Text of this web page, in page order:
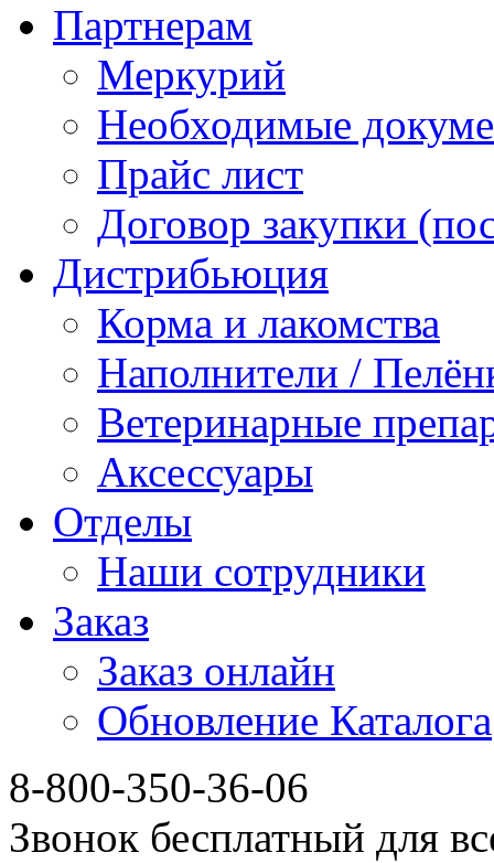
Партнерам
Меркурий
Необходимые
Прайс лист
Договор закупки
Дистрибьюция
Корма и лакомства
Наполнители /
Ветеринарные
Аксессуары
Отделы
Наши сотрудники
Заказ
Заказ онлайн
Обновление Каталога
8-800-350-36-06
Звонок бесплатный для